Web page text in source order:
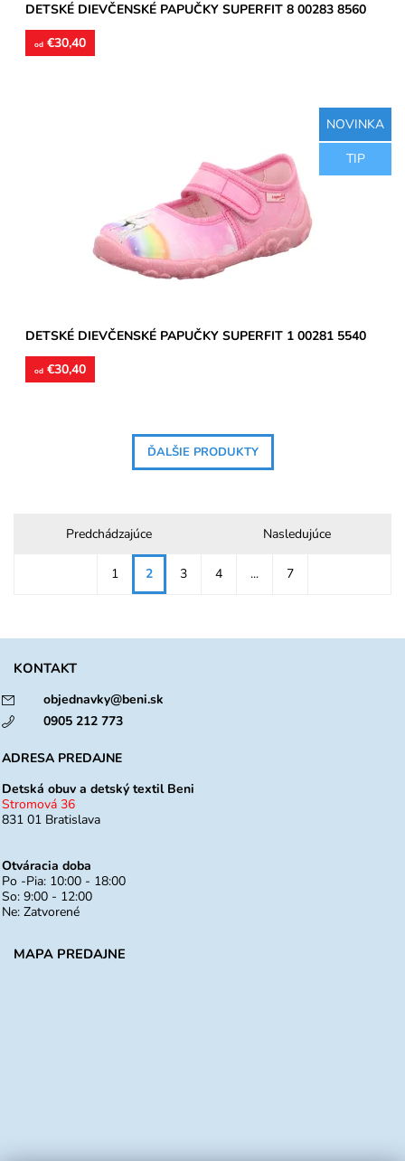
DETSKÉ DIEVČENSKÉ PAPUČKY SUPERFIT 8 00283 8560
od €30,40
NOVINKA
TIP
Dievčenské papučky, zvršok aj vnútorné stielky textil,
perforované podrážky prevzdušnia chodidlo, model detskej
Skladom
Superfit
2 roky
DETSKÉ DIEVČENSKÉ PAPUČKY SUPERFIT 1 00281 5540
od €30,40
ĎALŠIE PRODUKTY
Predchádzajúce Nasledujúce
1 2 3 4 ... 7
KONTAKT
objednavky@beni.sk
0905 212 773
ADRESA PREDAJNE
Detská obuv a detský textil Beni
Stromová 36
831 01 Bratislava
Otváracia doba
Po -Pia: 10:00 - 18:00
So: 9:00 - 12:00
Ne: Zatvorené
MAPA PREDAJNE